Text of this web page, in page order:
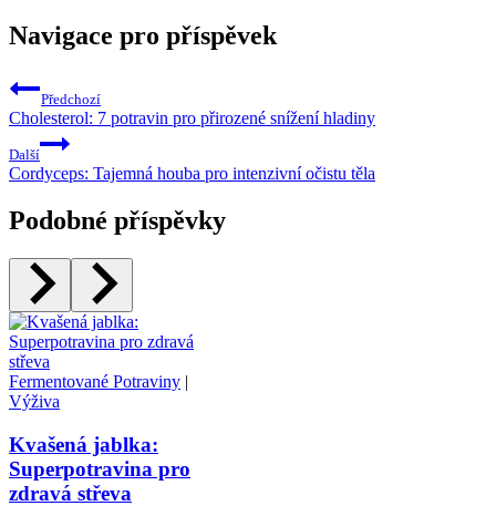
Navigace pro příspěvek
Předchozí
Cholesterol: 7 potravin pro přirozené snížení hladiny
Další
Cordyceps: Tajemná houba pro intenzivní očistu těla
Podobné příspěvky
Fermentované Potraviny |
Výživa
Kvašená jablka:
Superpotravina pro
zdravá střeva